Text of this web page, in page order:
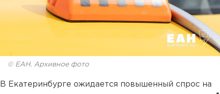
© ЕАН. Архивное фото
В Екатеринбурге ожидается повышенный спрос на